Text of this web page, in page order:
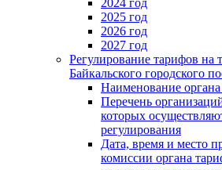
2025 год
2026 год
2027 год
Регулирование тарифов на
Байкальского городского
Наименование
Перечень
которых
регулирования
Дата, время и место
комиссии органа